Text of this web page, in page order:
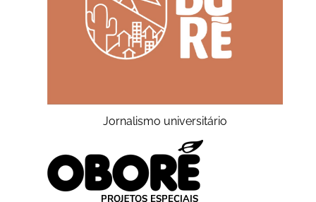
Jornalismo universitário